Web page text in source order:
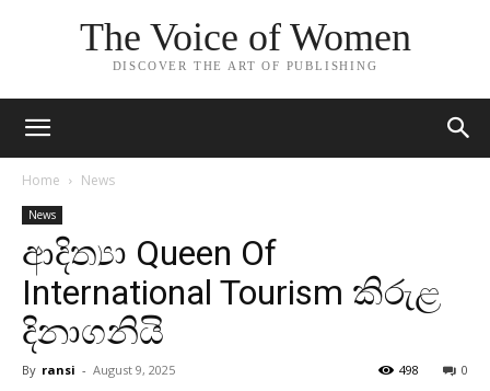
The Voice of Women
DISCOVER THE ART OF PUBLISHING
Home News
News
ආදිත්‍යා Queen Of
International Tourism කිරුළ
දිනාගනියි
By ransi - August 9, 2025 0
498